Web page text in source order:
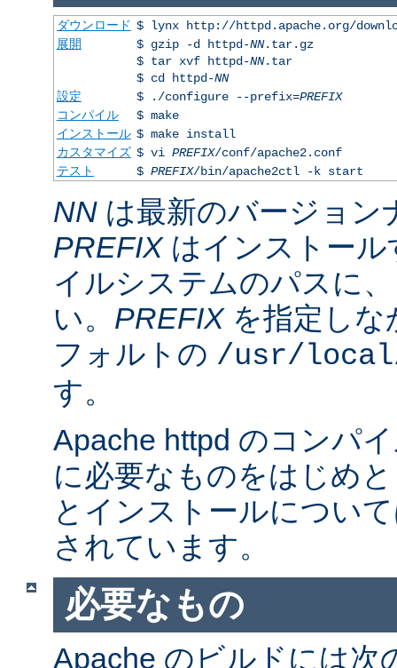
ダウンロード $ lynx http://httpd.apache.org/
展開
$ gzip -d httpd-NN.tar.gz
$ tar xvf httpd-NN.tar
$ cd httpd-NN
設定
$ ./configure --prefix=PREFIX
コンパイル
$ make
インストール $ make install
カスタマイズ $ vi PREFIX/conf/apache2.conf
テスト
$ PREFIX/bin/apache2ctl -k start
NN は最新のバージョン
PREFIXはインストール
イルシステムのパスに
い。 PREFIXを指定しな
フォルトの /usr/local/
す。
Apache httpd のコンパ
に必要なものをはじめ
とインストールについ
されています。
必要なもの
Apache のビルドには次